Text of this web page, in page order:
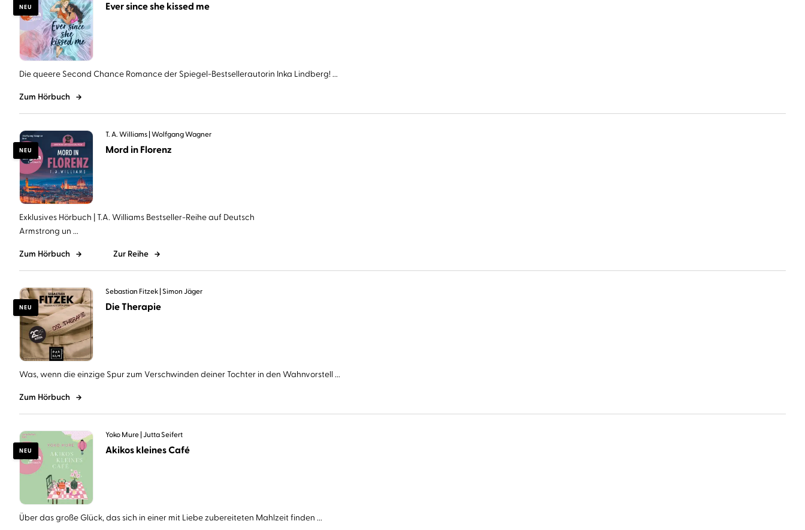
NEU Ever since she kissed me
Die queere Second Chance Romance der Spiegel-Bestsellerautorin Inka Lindberg! ...
Zum Hörbuch
NEU
T. A. Williams Wolfgang Wagner
Mord in Florenz
Exklusives Hörbuch | T.A. Williams Bestseller-Reihe auf Deutsch
Armstrong un ...
Zum Hörbuch Zur Reihe
NEU
Sebastian Fitzek Simon Jäger
Die Therapie
Was, wenn die einzige Spur zum Verschwinden deiner Tochter in den Wahnvorstell ...
Zum Hörbuch
NEU
Yoko Mure Jutta Seifert
Akikos kleines Café
Über das große Glück, das sich in einer mit Liebe zubereiteten Mahlzeit finden ...